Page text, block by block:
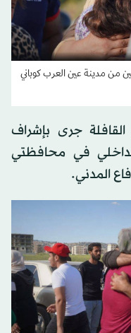
من مدينة عين العرب كوباني
جرى بإشراف
في محافظتي
المدني.